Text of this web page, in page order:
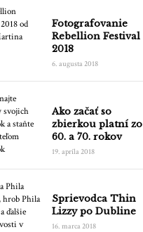
Fotografovanie
Rebellion Festival
2018
6. augusta 2018
Ako začať so
zbierkou platní zo
60. a 70. rokov
19. apríla 2018
Sprievodca Thin
Lizzy po Dubline
16. marca 2018